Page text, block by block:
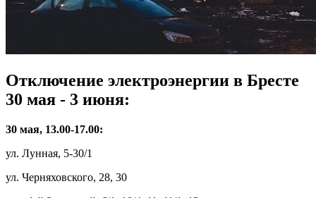
Отключение электроэнергии в Бресте
30 мая - 3 июня:
30 мая, 13.00-17.00:
ул. Лунная, 5-30/1
ул. Черняховского, 28, 30